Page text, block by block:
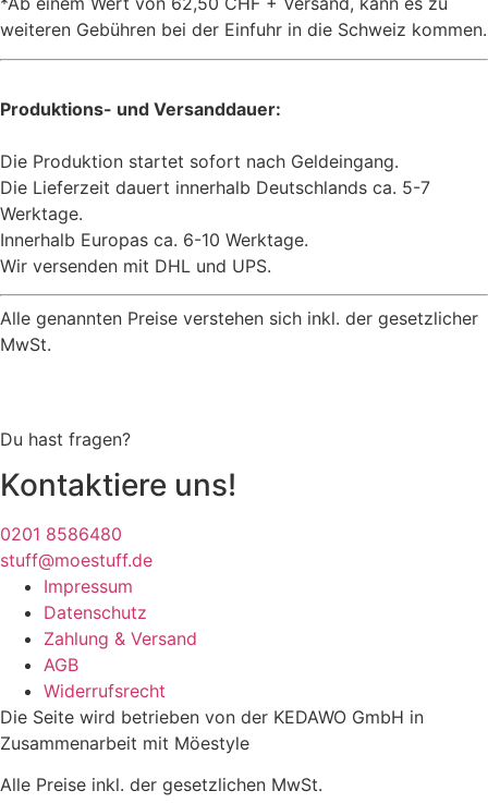
weiteren Gebühren bei der Einfuhr in die Schweiz kommen.
Produktions- und Versanddauer:
Die Produktion startet sofort nach Geldeingang.
Die Lieferzeit dauert innerhalb Deutschlands ca. 5-7
Werktage.
Innerhalb Europas ca. 6-10 Werktage.
Wir versenden mit DHL und UPS.
Alle genannten Preise verstehen sich inkl. der gesetzlicher
MwSt.
Du hast fragen?
Kontaktiere uns!
0201 8586480
stuff@moestuff.de
Impressum
Datenschutz
Zahlung & Versand
AGB
Widerrufsrecht
Die Seite wird betrieben von der KEDAWO GmbH in
Zusammenarbeit mit Möestyle
Alle Preise inkl. der gesetzlichen MwSt.